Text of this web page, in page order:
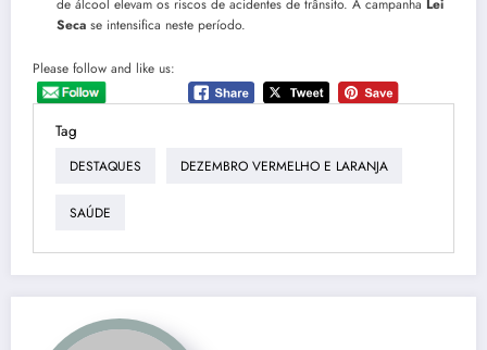
de álcool elevam os riscos de acidentes de trânsito. A campanha Lei
Seca se intensifica neste período.
Please follow and like us:
Tag
DESTAQUES DEZEMBRO VERMELHO E LARANJA
SAÚDE